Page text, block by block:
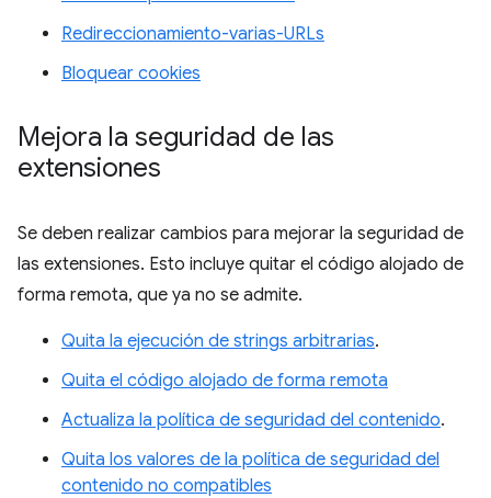
Redireccionamiento-varias-URLs
Bloquear cookies
Mejora la seguridad de las
extensiones
Se deben realizar cambios para mejorar la seguridad de
las extensiones. Esto incluye quitar el código alojado de
forma remota, que ya no se admite.
Quita la ejecución de strings arbitrarias.
Quita el código alojado de forma remota
Actualiza la política de seguridad del contenido.
Quita los valores de la política de seguridad del
contenido no compatibles